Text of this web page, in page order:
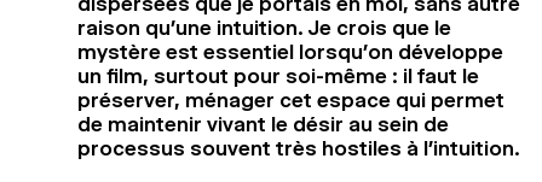
raison qu’une intuition. Je crois que le
mystère est essentiel lorsqu’on développe
un film, surtout pour soi-même : il faut le
préserver, ménager cet espace qui permet
de maintenir vivant le désir au sein de
processus souvent très hostiles à l’intuition.